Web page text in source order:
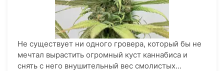
Не существует ни одного гровера, который бы не
мечтал вырастить огромный куст каннабиса и
снять с него внушительный вес смолистых...